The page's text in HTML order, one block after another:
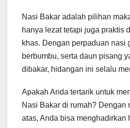
Nasi Bakar adalah pilihan
hanya lezat tetapi juga praktis
khas. Dengan perpaduan nasi
berbumbu, serta daun pisang
dibakar, hidangan ini selalu
Apakah Anda tertarik untuk
Nasi Bakar di rumah? Dengan
atas, Anda bisa menghadirkan